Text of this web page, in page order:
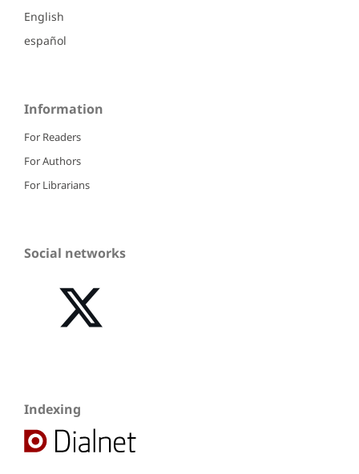
English
español
Information
For Readers
For Authors
For Librarians
Social networks
Indexing